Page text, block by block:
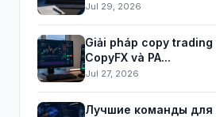
Jul 29, 2026
Giải pháp copy trading
CopyFX và PA...
Jul 27, 2026
Лучшие команды для